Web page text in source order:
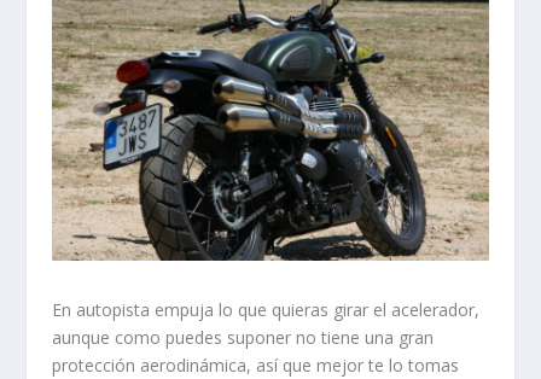
En autopista empuja lo que quieras girar el acelerador,
aunque como puedes suponer no tiene una gran
protección aerodinámica, así que mejor te lo tomas